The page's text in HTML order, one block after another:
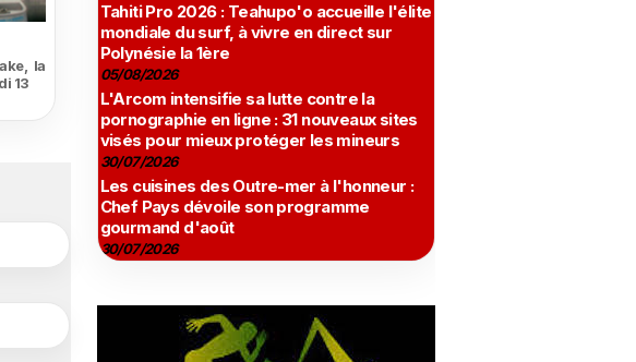
la
13
Tahiti Pro 2026 : Teahupo'o accueille l'élite
mondiale du surf, à vivre en direct sur
Polynésie la 1ère
05/08/2026
L'Arcom intensifie sa lutte contre la
pornographie en ligne : 31 nouveaux sites
visés pour mieux protéger les mineurs
30/07/2026
Les cuisines des Outre-mer à l'honneur :
Chef Pays dévoile son programme
gourmand d'août
30/07/2026